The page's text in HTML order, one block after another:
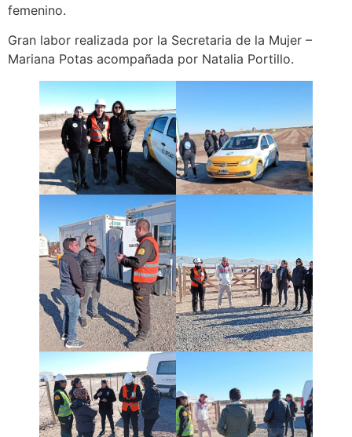
femenino.
Gran labor realizada por la Secretaria de la Mujer –
Mariana Potas acompañada por Natalia Portillo.